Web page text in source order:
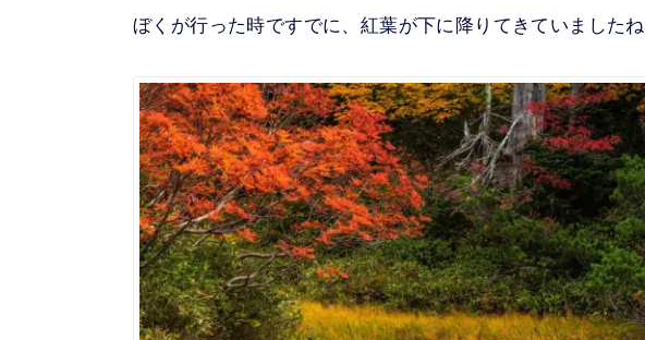
ぼくが行った時ですでに、紅葉が下に降りてきていましたね